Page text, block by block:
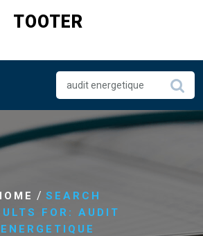
TOOTER
/ SEARCH
FOR: AUDIT
ENERGETIQUE